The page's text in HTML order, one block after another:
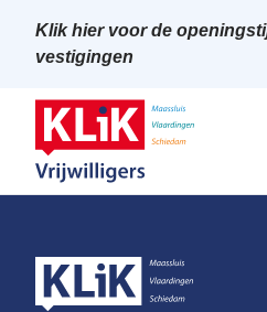
Klik hier voor de
vestigingen